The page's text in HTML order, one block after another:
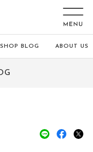
SHOP BLOG ABOUT US